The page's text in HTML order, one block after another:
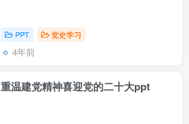
PPT 党史学习
4年前
重温建党精神喜迎党的二十大ppt